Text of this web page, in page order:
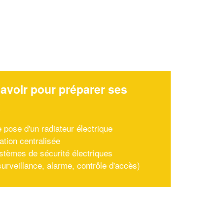
pour préparer ses
pose d'un radiateur électrique
centralisée
de sécurité électriques
alarme, contrôle d'accès)